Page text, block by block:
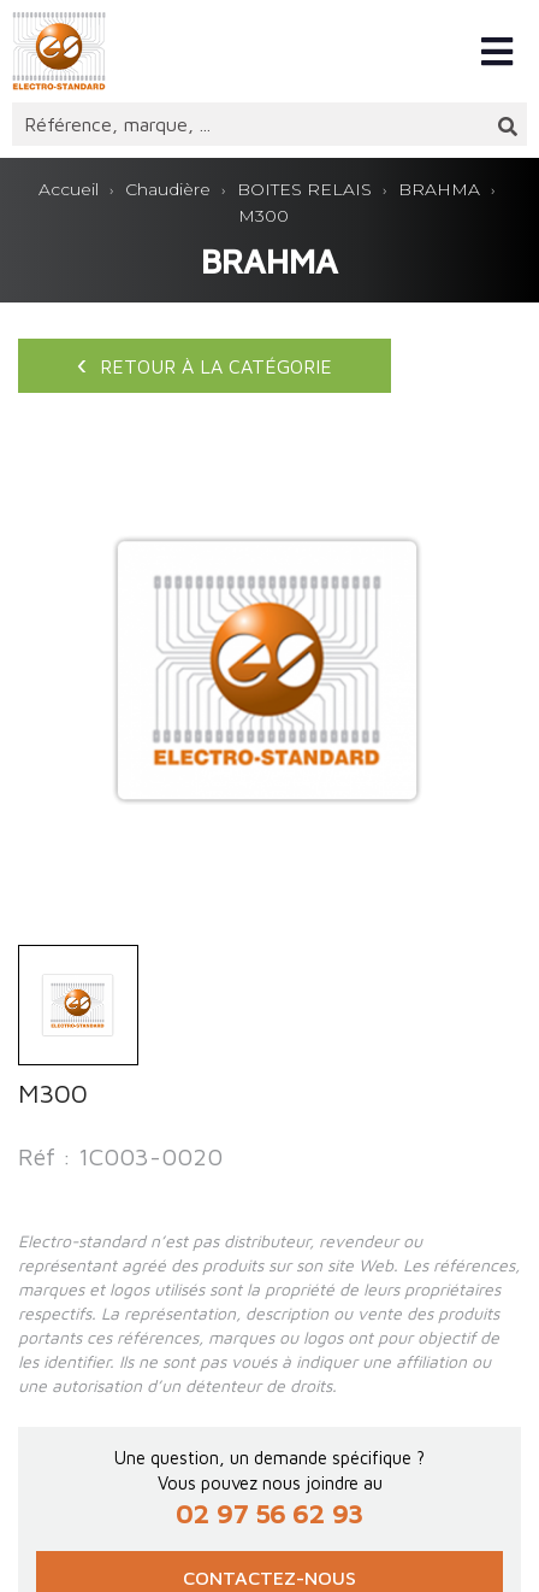
Accueil Chaudière BOITES RELAIS
BRAHMA
M300
BRAHMA
RETOUR À LA CATÉGORIE
M300
Réf : 1C003-0020
Electro-standard n’est pas distributeur, revendeur ou
représentant agréé des produits sur son site Web. Les références,
marques et logos utilisés sont la propriété de leurs propriétaires
respectifs. La représentation, description ou vente des produits
portants ces références, marques ou logos ont pour objectif de
les identifier. Ils ne sont pas voués à indiquer une affiliation ou
une autorisation d’un détenteur de droits.
Une question, un demande spécifique ?
Vous pouvez nous joindre au
02 97 56 62 93
CONTACTEZ-NOUS